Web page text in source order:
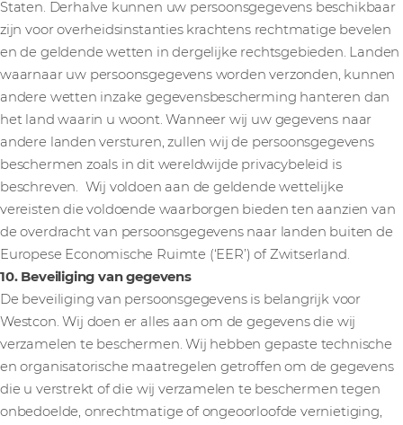
Staten. Derhalve kunnen uw persoonsgegevens beschikbaar
zijn voor overheidsinstanties krachtens rechtmatige bevelen
en de geldende wetten in dergelijke rechtsgebieden. Landen
waarnaar uw persoonsgegevens worden verzonden, kunnen
andere wetten inzake gegevensbescherming hanteren dan
het land waarin u woont. Wanneer wij uw gegevens naar
andere landen versturen, zullen wij de persoonsgegevens
beschermen zoals in dit wereldwijde privacybeleid is
beschreven. Wij voldoen aan de geldende wettelijke
vereisten die voldoende waarborgen bieden ten aanzien van
de overdracht van persoonsgegevens naar landen buiten de
Europese Economische Ruimte (‘EER’) of Zwitserland.
10. Beveiliging van gegevens
De beveiliging van persoonsgegevens is belangrijk voor
Westcon. Wij doen er alles aan om de gegevens die wij
verzamelen te beschermen. Wij hebben gepaste technische
en organisatorische maatregelen getroffen om de gegevens
die u verstrekt of die wij verzamelen te beschermen tegen
onbedoelde, onrechtmatige of ongeoorloofde vernietiging,